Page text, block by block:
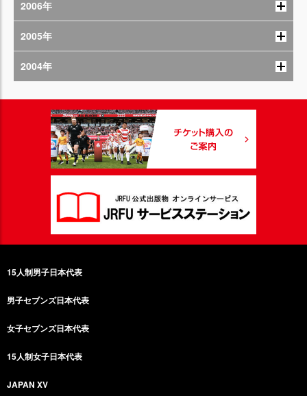
2006年
2005年
2004年
15人制男子日本代表
男子セブンズ日本代表
女子セブンズ日本代表
15人制女子日本代表
JAPAN XV